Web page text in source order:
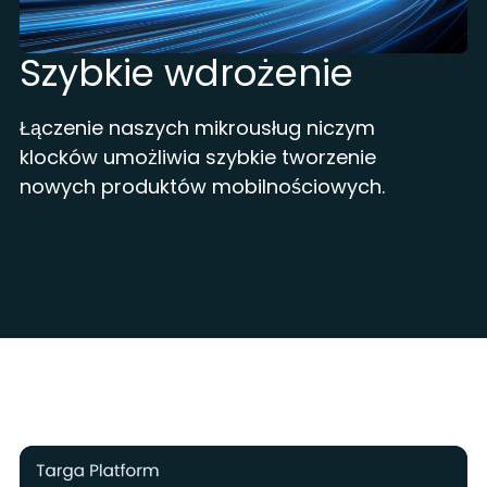
Szybkie wdrożenie
Łączenie naszych mikrousług niczym
klocków umożliwia szybkie tworzenie
nowych produktów mobilnościowych.